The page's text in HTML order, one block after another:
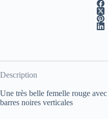
Description
Une très belle femelle rouge
barres noires verticales